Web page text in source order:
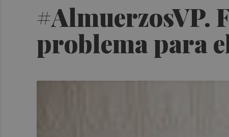
#AlmuerzosVP.
problema para